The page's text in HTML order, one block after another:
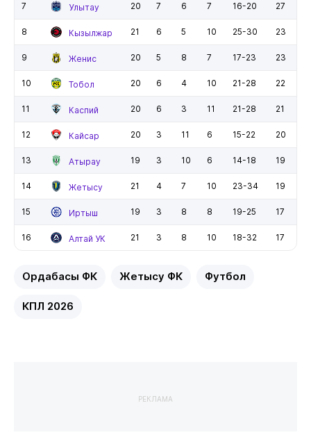
7 Улытау 20 7 6 7 16-20 27
8 Кызылжар 21 6 5 10 25-30 23
9 Женис 20 5 8 7 17-23 23
10 Тобол 20 6 4 10 21-28 22
11 Каспий 20 6 3 11 21-28 21
12 Кайсар 20 3 11 6 15-22 20
13 Атырау 19 3 10 6 14-18 19
14 Жетысу 21 4 7 10 23-34 19
15 Иртыш 19 3 8 8 19-25 17
16 Алтай УК 21 3 8 10 18-32 17
Ордабасы ФК Жетысу ФК Футбол
КПЛ 2026
РЕКЛАМА